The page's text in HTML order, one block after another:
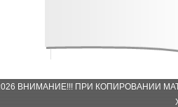
2026 ВНИМАНИЕ!!! ПРИ КОПИРОВАНИИ